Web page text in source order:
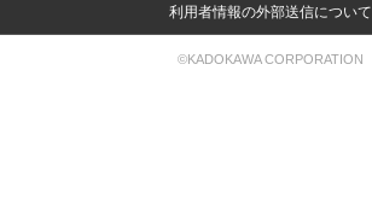
利用者情報の外部送信について
©KADOKAWA CORPORATION